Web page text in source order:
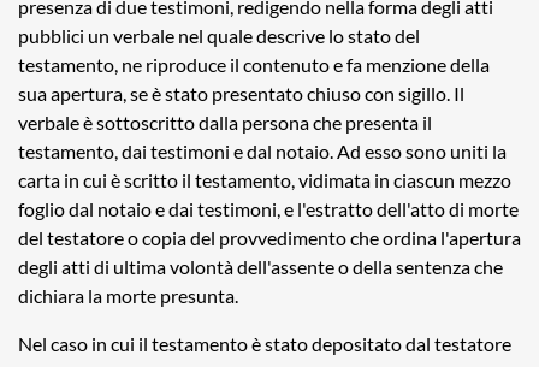
presenza di due testimoni, redigendo nella forma degli atti
pubblici un verbale nel quale descrive lo stato del
testamento, ne riproduce il contenuto e fa menzione della
sua apertura, se è stato presentato chiuso con sigillo. Il
verbale è sottoscritto dalla persona che presenta il
testamento, dai testimoni e dal notaio. Ad esso sono uniti la
carta in cui è scritto il testamento, vidimata in ciascun mezzo
foglio dal notaio e dai testimoni, e l'estratto dell'atto di morte
del testatore o copia del provvedimento che ordina l'apertura
degli atti di ultima volontà dell'assente o della sentenza che
dichiara la morte presunta.
Nel caso in cui il testamento è stato depositato dal testatore